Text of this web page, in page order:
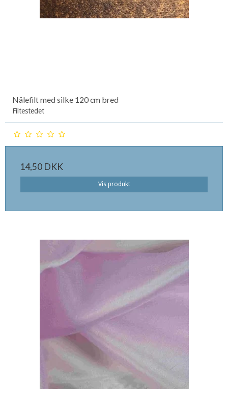
Nålefilt med silke 120 cm bred
Filtestedet
14,50 DKK
Vis produkt